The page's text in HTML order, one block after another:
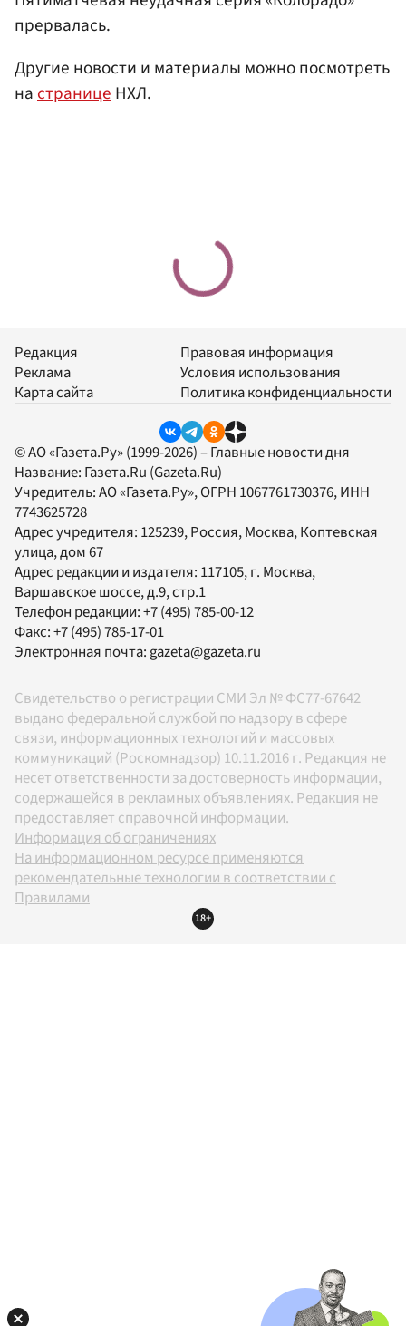
прервалась.
Другие новости и материалы можно посмотреть
настраницеНХЛ.
Редакция
Реклама
Карта сайта
Правовая информация
Условия использования
Политика конфиденциальности
© АО «Газета.Ру» (1999-2026) – Главные новости дня
Название: Газета.Ru (Gazeta.Ru)
Учредитель:АО «Газета.Ру», ОГРН 1067761730376, ИНН
7743625728
Адрес учредителя: 125239, Россия, Москва, Коптевская
улица, дом 67
Адрес редакции и издателя: 117105, г. Москва,
Варшавское шоссе, д.9, стр.1
Телефон редакции:+7 (495) 785-00-12
Факс:+7 (495) 785-17-01
Электронная почта:gazeta@gazeta.ru
Свидетельство о регистрации СМИ Эл № ФС77-67642
выдано федеральной службой по надзору в сфере
связи, информационных технологий и массовых
коммуникаций (Роскомнадзор) 10.11.2016 г. Редакция не
несет ответственности за достоверность информации,
содержащейся в рекламных объявлениях. Редакция не
предоставляет справочной информации.
Информация об ограничениях
На информационном ресурсе применяются
рекомендательные технологии в соответствии с
Правилами
18+